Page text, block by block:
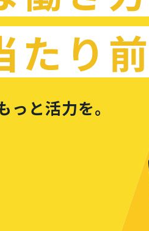
たり前
と活力を。